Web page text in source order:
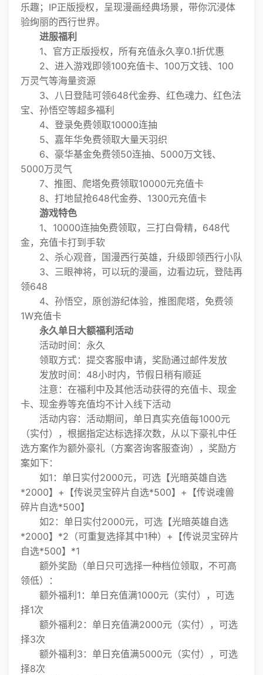
乐趣；IP正版授权，呈现漫画经典场景，带你沉浸体
验绚丽的西行世界。
进服福利
1、官方正版授权，所有充值永久享0.1折优惠
2、进入游戏即领100充值卡、100万文钱、100
万灵气等海量资源
3、八日登陆可领648代金券、红色魂力、红色法
宝、孙悟空等超多福利
4、登录免费领取10000连抽
5、嘉年华免费领取大量天羽织
6、豪华基金免费领50连抽、5000万文钱、
5000万灵气
7、推图、爬塔免费领取10000元充值卡
8、打地鼠抢648代金券、1300元充值卡
游戏特色
1、10000连抽免费领取，三打白骨精，648代
金，充值卡打到手软
2、杀心观音，国漫西行英雄，升级即领西行小队
3、三眼神将，可以玩的漫画，边看边玩，登陆再
领648
4、孙悟空，原创游纪体验，推图爬塔，免费领
1W充值卡
永久单日大额福利活动
活动时间：永久
领取方式：提交客服申请，奖励通过邮件发放
发放时间：48小时内，节假日稍有顺延
注意：在福利中及其他活动获得的充值卡、现金
卡、现金券等充值均不计入线下活动
活动内容：活动期间，单日真实充值每1000元
（实付），根据指定达标选择次数，从以下豪礼中任
选方案作为额外豪礼（方案咨询客服查询），奖励方
案如下：
如1：单日实付2000元，可选【光暗英雄自选
*2000】+【传说灵宝碎片自选*500】+【传说魂兽
碎片自选*500】
如2：单日实付2000元，可选【光暗英雄自选
*2000】*2（可重复选择其中1种）+【传说灵宝碎片
自选*500】*1
额外奖励（单日只可选择一种档位领取，不可高
领低）：
额外福利1：单日充值满1000元（实付），可选
择1次
额外福利2：单日充值满2000元（实付），可选
择3次
额外福利3：单日充值满5000元（实付），可选
择8次